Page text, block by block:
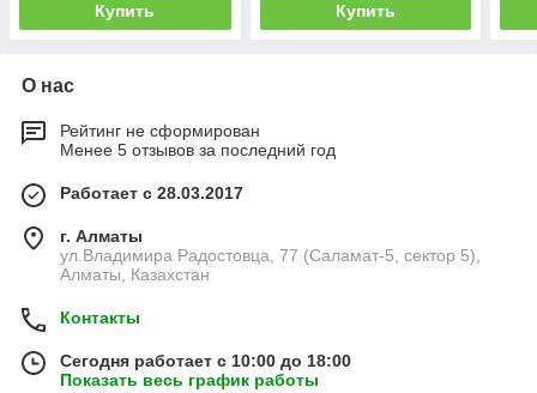
Купить Купить
О нас
Рейтинг не сформирован
Менее 5 отзывов за последний год
Работает с 28.03.2017
г. Алматы
ул.Владимира Радостовца, 77 (Саламат-5, сектор 5),
Алматы, Казахстан
Контакты
Сегодня работает с 10:00 до 18:00
Показать весь график работы